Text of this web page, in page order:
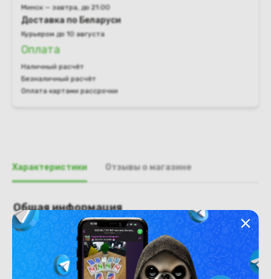
Минск — завтра, до 21:00
Доставка по Беларуси
Курьером до 10 августа
Оплата
Наличный расчёт
Безналичный расчёт
Оплата картами рассрочки
Характеристики Отзывы о магазине
Общая информация
Производитель
Acer
Тип товара
Поддон, нижняя часть, корыто
Состояние